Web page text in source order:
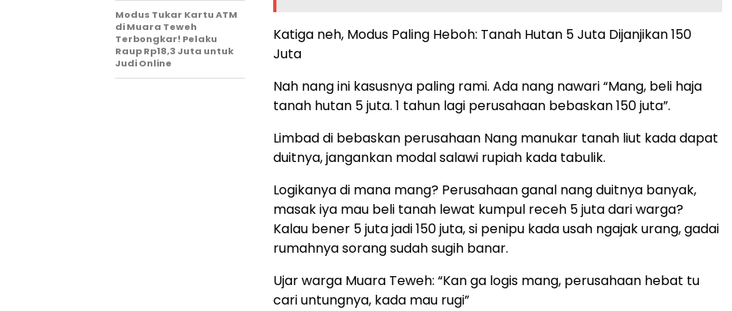
Katiga neh, Modus Paling Heboh: Tanah Hutan 5 Juta Dijanjikan 150
Juta
Nah nang ini kasusnya paling rami. Ada nang nawari “Mang, beli haja
tanah hutan 5 juta. 1 tahun lagi perusahaan bebaskan 150 juta”.
Limbad di bebaskan perusahaan Nang manukar tanah liut kada dapat
duitnya, jangankan modal salawi rupiah kada tabulik.
Logikanya di mana mang? Perusahaan ganal nang duitnya banyak,
masak iya mau beli tanah lewat kumpul receh 5 juta dari warga?
Kalau bener 5 juta jadi 150 juta, si penipu kada usah ngajak urang, gadai
rumahnya sorang sudah sugih banar.
Ujar warga Muara Teweh: “Kan ga logis mang, perusahaan hebat tu
cari untungnya, kada mau rugi”
Modus Tukar Kartu ATM
di Muara Teweh
Terbongkar! Pelaku
Raup Rp18,3 Juta untuk
Judi Online